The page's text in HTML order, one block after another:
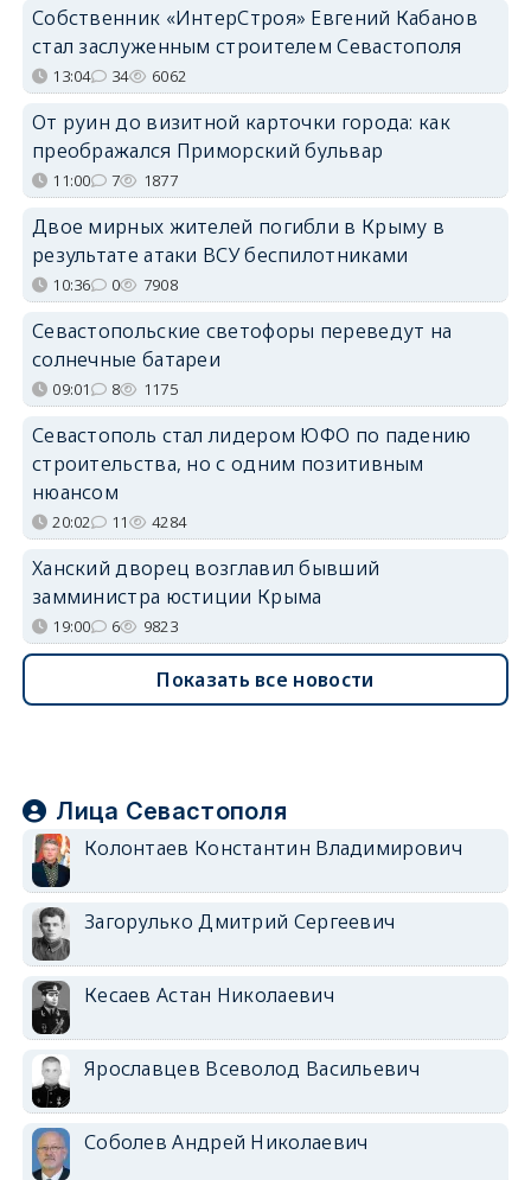
Собственник «ИнтерСтроя» Евгений Кабанов
стал заслуженным строителем Севастополя
13:04 34 6062
От руин до визитной карточки города: как
преображался Приморский бульвар
11:00 7 1877
Двое мирных жителей погибли в Крыму в
результате атаки ВСУ беспилотниками
10:36 0 7908
Севастопольские светофоры переведут на
солнечные батареи
09:01 8 1175
Севастополь стал лидером ЮФО по падению
строительства, но с одним позитивным
нюансом
20:02 11 4284
Ханский дворец возглавил бывший
замминистра юстиции Крыма
19:00 6 9823
Показать все новости
Лица Севастополя
Колонтаев Константин Владимирович
Загорулько Дмитрий Сергеевич
Кесаев Астан Николаевич
Ярославцев Всеволод Васильевич
Соболев Андрей Николаевич